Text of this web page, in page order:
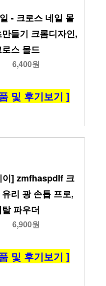
- 크로스 네일 몰
들기 크롬디자인,
스 몰드
6,400원
및 후기보기 ]
이] zmfhaspdlf 크
리 광 손톱 프로,
파우더
6,900원
및 후기보기 ]